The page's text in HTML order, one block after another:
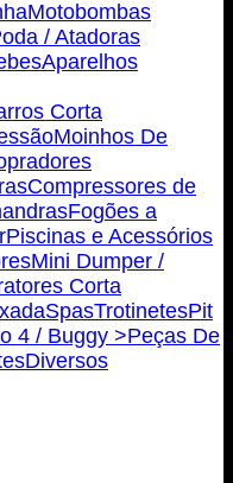
Motobombas
/ Atadoras
Aparelhos
Corta
Moinhos De
Compressores de
Fogões a
Piscinas e Acessórios
Mini Dumper /
Corta
SpasTrotinetesPit
4 / Buggy >Peças De
Diversos